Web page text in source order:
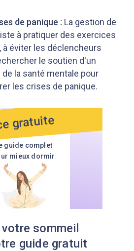
de panique : La gestion de
à pratiquer des exercices
à éviter les déclencheurs
le soutien d'un
la santé mentale pour
les crises de panique.
sommeil
guide gratuit
guide complet
mieux dormir
gratuite